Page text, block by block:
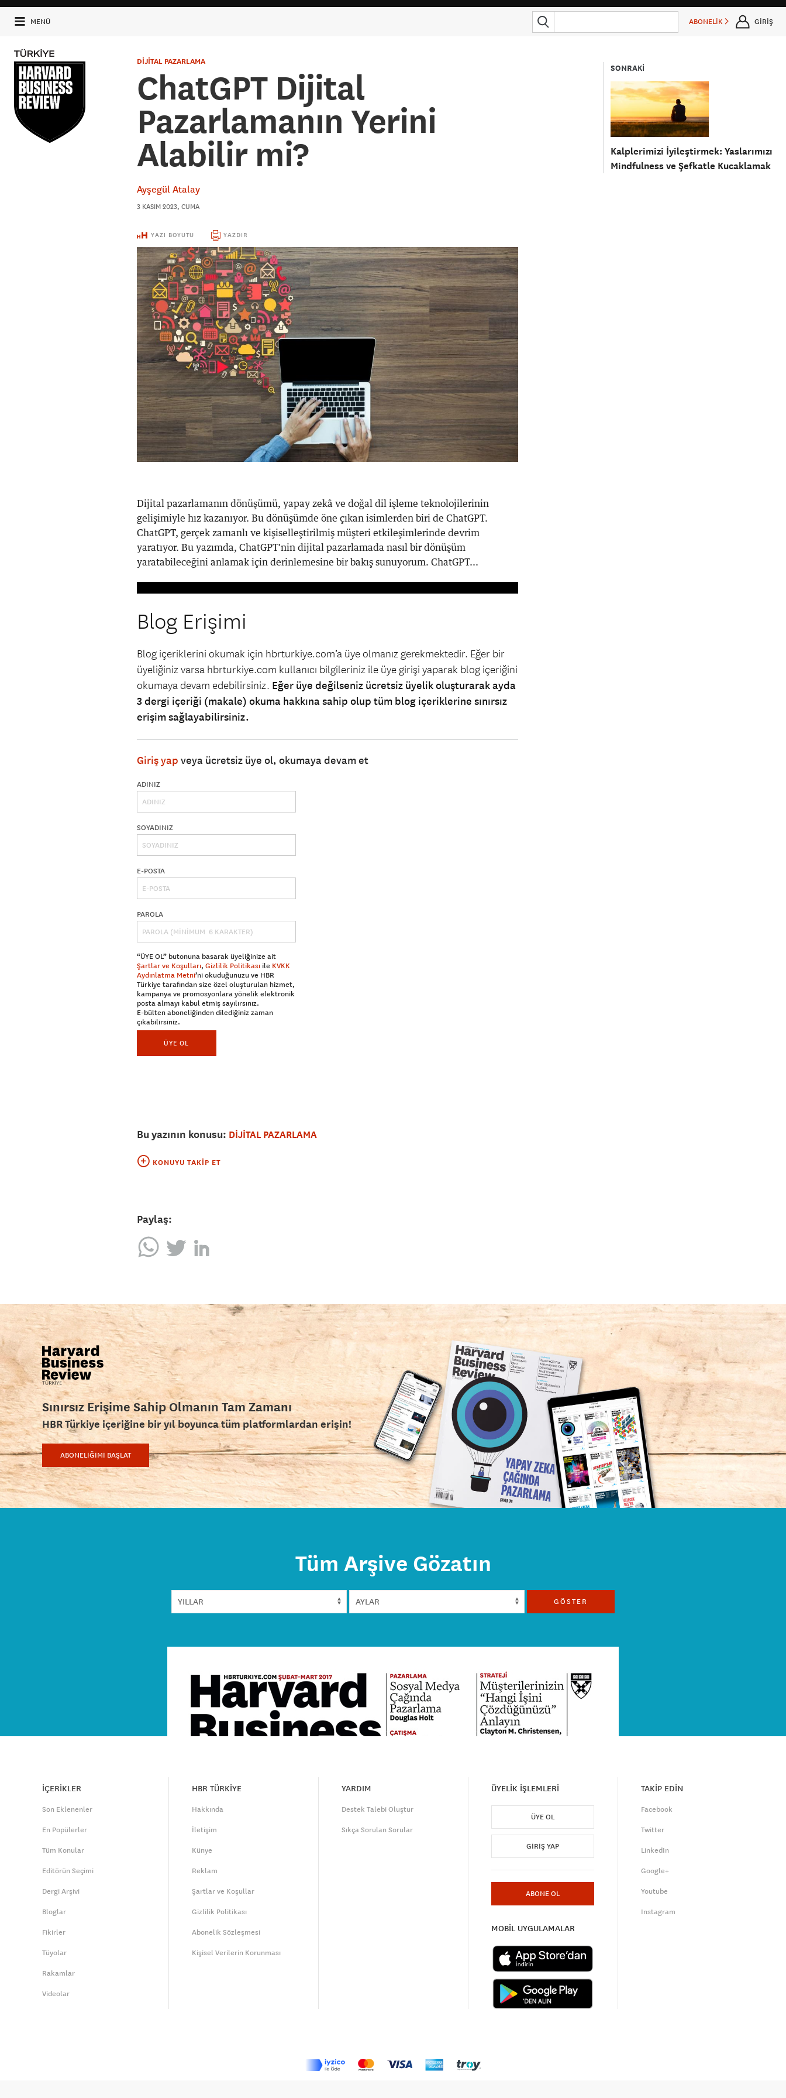
MENÜ ABONELİK GİRİŞ
SONRAKİ
Kalplerimizi İyileştirmek: Yaslarımızı
Mindfulness ve Şefkatle Kucaklamak
DİJİTAL PAZARLAMA
ChatGPT Dijital
Pazarlamanın Yerini
Alabilir mi?
Ayşegül Atalay
3 KASIM 2023, CUMA
YAZI BOYUTU YAZDIR
Dijital pazarlamanın dönüşümü, yapay zekâ ve doğal dil işleme teknolojilerinin
gelişimiyle hız kazanıyor. Bu dönüşümde öne çıkan isimlerden biri de ChatGPT.
ChatGPT, gerçek zamanlı ve kişiselleştirilmiş müşteri etkileşimlerinde devrim
yaratıyor. Bu yazımda, ChatGPT'nin dijital pazarlamada nasıl bir dönüşüm
yaratabileceğini anlamak için derinlemesine bir bakış sunuyorum. ChatGPT...
Blog Erişimi
Blog içeriklerini okumak için hbrturkiye.com’a üye olmanız gerekmektedir. Eğer bir
üyeliğiniz varsa hbrturkiye.com kullanıcı bilgileriniz ile üye girişi yaparak blog içeriğini
okumaya devam edebilirsiniz. Eğer üye değilseniz ücretsiz üyelik oluşturarak ayda
3 dergi içeriği (makale) okuma hakkına sahip olup tüm blog içeriklerine sınırsız
erişim sağlayabilirsiniz.
Giriş yap veya ücretsiz üye ol, okumaya devam et
ADINIZ
SOYADINIZ
E-POSTA
PAROLA
“ÜYE OL” butonuna basarak üyeliğinize ait
Şartlar ve Koşulları, Gizlilik Politikası ile KVKK
Aydınlatma Metni’ni okuduğunuzu ve HBR
Türkiye tarafından size özel oluşturulan hizmet,
kampanya ve promosyonlara yönelik elektronik
posta almayı kabul etmiş sayılırsınız.
E-bülten aboneliğinden dilediğiniz zaman
çıkabilirsiniz.
ÜYE OL
Bu yazının konusu: DİJİTAL PAZARLAMA
KONUYU TAKIP ET
Paylaş:
Sınırsız Erişime Sahip Olmanın Tam Zamanı
HBR Türkiye içeriğine bir yıl boyunca tüm platformlardan erişin!
ABONELİĞİMİ BAŞLAT
Tüm Arşive Gözatın
GÖSTER
İÇERİKLER
Son Eklenenler
En Popülerler
Tüm Konular
Editörün Seçimi
Dergi Arşivi
Bloglar
Fikirler
Tüyolar
Rakamlar
Videolar
HBR TÜRKİYE
Hakkında
İletişim
Künye
Reklam
Şartlar ve Koşullar
Gizlilik Politikası
Abonelik Sözleşmesi
Kişisel Verilerin Korunması
YARDIM
Destek Talebi Oluştur
Sıkça Sorulan Sorular
ÜYELİK İŞLEMLERİ
ÜYE OL
GIRIŞ YAP
ABONE OL
MOBİL UYGULAMALAR
TAKİP EDİN
Facebook
Twitter
LinkedIn
Google+
Youtube
Instagram